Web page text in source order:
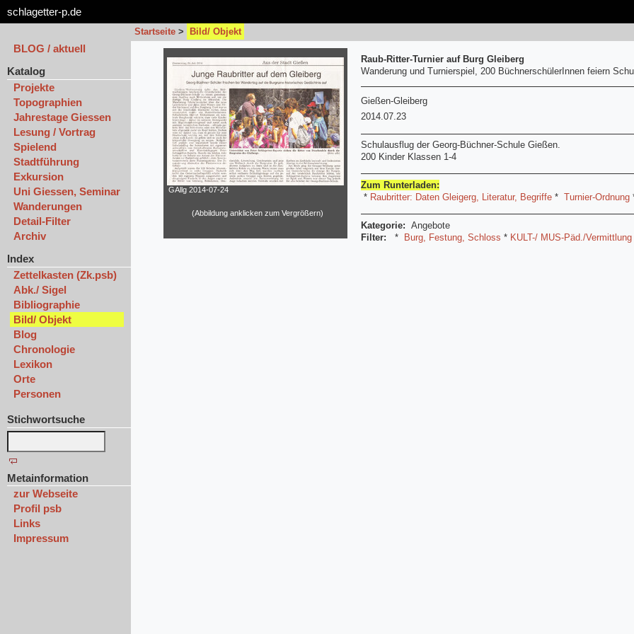
schlagetter-p.de
Startseite > Bild/ Objekt
BLOG / aktuell
Katalog
Projekte
Topographien
Jahrestage Giessen
Lesung / Vortrag
Spielend
Stadtführung
Exkursion
Uni Giessen, Seminar
Wanderungen
Detail-Filter
Archiv
Index
Zettelkasten (Zk.psb)
Abk./ Sigel
Bibliographie
Bild/ Objekt
Blog
Chronologie
Lexikon
Orte
Personen
Stichwortsuche
Metainformation
zur Webseite
Profil psb
Links
Impressum
GAllg 2014-07-24
(Abbildung anklicken zum Vergrößern)
Raub-Ritter-Turnier auf Burg Gleiberg
Wanderung und Turnierspiel, 200 BüchnerschülerInnen feiern
Gießen-Gleiberg
2014.07.23
Schulausflug der Georg-Büchner-Schule Gießen.
200 Kinder Klassen 1-4
Zum Runterladen:
* Raubritter: Daten Gleigerg, Literatur, Begriffe * Turnier-Ordnung
Kategorie: Angebote
Filter:
* Burg, Festung, Schloss * KULT-/ MUS-Päd./Vermittlung